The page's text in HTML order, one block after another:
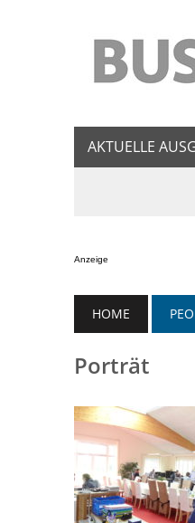
AKTUELLE
Anzeige
HOME
Porträt